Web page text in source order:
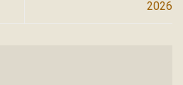
2026